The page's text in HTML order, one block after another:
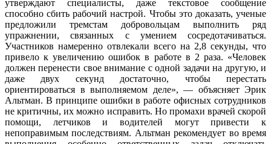
утверждают специалисты, даже текстовое сообщение
способно сбить рабочий настрой. Чтобы это доказать, ученые
предложили тремстам добровольцам выполнить ряд
упражнении, связанных с умением сосредотачиваться.
Участников намеренно отвлекали всего на 2,8 секунды, что
привело к увеличению ошибок в работе в 2 раза. «Человек
должен перенести свое внимание с одной задачи на другую, и
даже двух секунд достаточно, чтобы перестать
ориентироваться в выполняемом деле», — объясняет Эрик
Альтман. В принципе ошибки в работе офисных сотрудников
не критичны, их можно исправить. Но промахи врачей скорой
помощи, летчиков и водителей могут привести к
непоправимым последствиям. Альтман рекомендует во время